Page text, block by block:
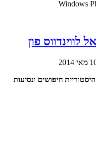
פון
חיפושים ונסיעות